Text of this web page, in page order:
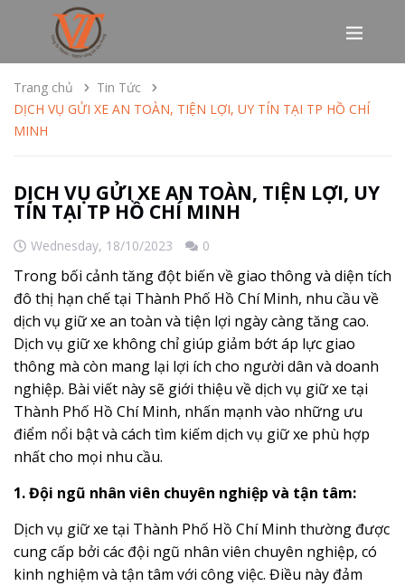
Trang chủ
Tin Tức
DỊCH VỤ GỬI XE AN TOÀN, TIỆN LỢI, UY TÍN TẠI TP HỒ CHÍ
MINH
DỊCH VỤ GỬI XE AN TOÀN, TIỆN LỢI, UY
TÍN TẠI TP HỒ CHÍ MINH
Wednesday, 18/10/2023 0
Trong bối cảnh tăng đột biến về giao thông và diện tích
đô thị hạn chế tại Thành Phố Hồ Chí Minh, nhu cầu về
dịch vụ giữ xe an toàn và tiện lợi ngày càng tăng cao.
Dịch vụ giữ xe không chỉ giúp giảm bớt áp lực giao
thông mà còn mang lại lợi ích cho người dân và doanh
nghiệp. Bài viết này sẽ giới thiệu về dịch vụ giữ xe tại
Thành Phố Hồ Chí Minh, nhấn mạnh vào những ưu
điểm nổi bật và cách tìm kiếm dịch vụ giữ xe phù hợp
nhất cho mọi nhu cầu.
1. Đội ngũ nhân viên chuyên nghiệp và tận tâm:
Dịch vụ giữ xe tại Thành Phố Hồ Chí Minh thường được
cung cấp bởi các đội ngũ nhân viên chuyên nghiệp, có
kinh nghiệm và tận tâm với công việc. Điều này đảm